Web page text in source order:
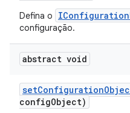
Defina o
configuração.
abstract void
setConfiguration
configObject)